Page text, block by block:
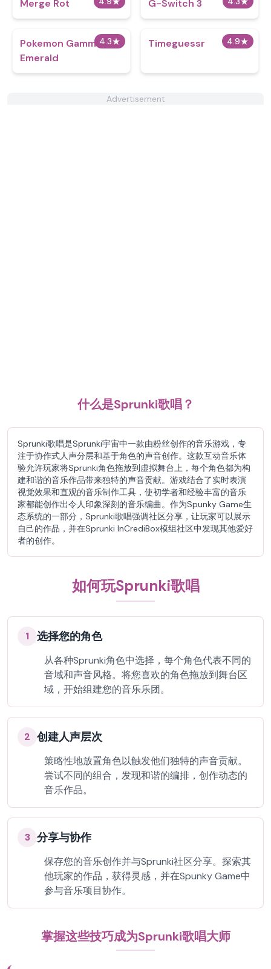
Merge Rot G-Switch 3
4.3★
Pokemon Gamma
Emerald
4.9★
Timeguessr
Advertisement
什么是Sprunki歌唱？
Sprunki歌唱是Sprunki宇宙中一款由粉丝创作的音乐游戏，专
注于协作式人声分层和基于角色的声音创作。这款互动音乐体
验允许玩家将Sprunki角色拖放到虚拟舞台上，每个角色都为构
建和谐的音乐作品带来独特的声音贡献。游戏结合了实时表演
视觉效果和直观的音乐制作工具，使初学者和经验丰富的音乐
家都能创作出令人印象深刻的音乐编曲。作为Spunky Game生
态系统的一部分，Sprunki歌唱强调社区分享，让玩家可以展示
自己的作品，并在Sprunki InCrediBox模组社区中发现其他爱好
者的创作。
如何玩Sprunki歌唱
1 选择您的角色
从各种Sprunki角色中选择，每个角色代表不同的
音域和声音风格。将您喜欢的角色拖放到舞台区
域，开始组建您的音乐乐团。
2 创建人声层次
策略性地放置角色以触发他们独特的声音贡献。
尝试不同的组合，发现和谐的编排，创作动态的
音乐作品。
3 分享与协作
保存您的音乐创作并与Sprunki社区分享。探索其
他玩家的作品，获得灵感，并在Spunky Game中
参与音乐项目协作。
掌握这些技巧成为Sprunki歌唱大师